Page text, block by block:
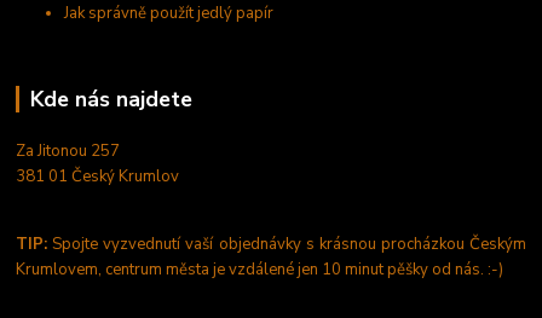
Jak správně použít jedlý papír
Kde nás najdete
Za Jitonou 257
381 01 Český Krumlov
TIP: Spojte vyzvednutí vaší objednávky s krásnou procházkou Českým
Krumlovem, centrum města je vzdálené jen 10 minut pěšky od nás. :-)